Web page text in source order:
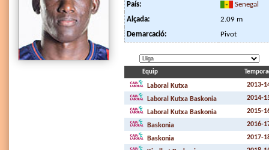
País:
Senegal
Alçada:
2.09 m
Demarcació:
Pivot
Equip
Laboral Kutxa
2013-
Laboral Kutxa Baskonia
2014-
Laboral Kutxa Baskonia
2015-
Baskonia
2016-
Baskonia
2017-